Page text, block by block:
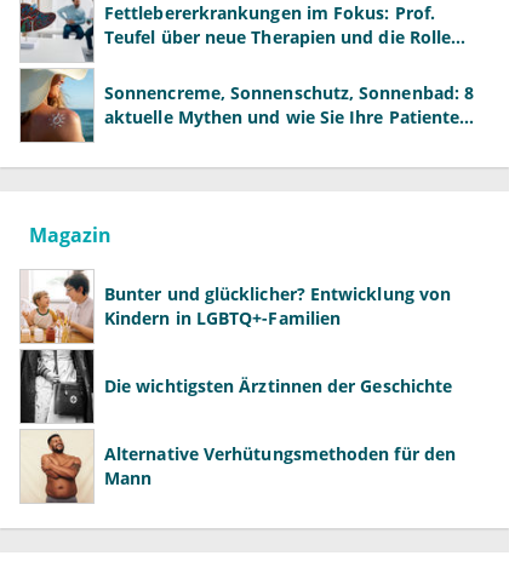
Fettlebererkrankungen im Fokus: Prof.
Teufel über neue Therapien und die Rolle
Sonnencreme, Sonnenschutz, Sonnenbad: 8
aktuelle Mythen und wie Sie Ihre Patienten
Magazin
Bunter und glücklicher? Entwicklung von
Kindern in LGBTQ+-Familien
Die wichtigsten Ärztinnen der Geschichte
Alternative Verhütungsmethoden für den
Mann